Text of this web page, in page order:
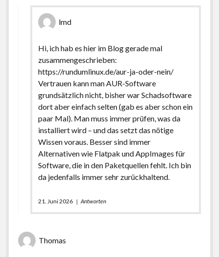
lmd
Hi, ich hab es hier im Blog gerade mal
zusammengeschrieben:
https://rundumlinux.de/aur-ja-oder-nein/
Vertrauen kann man AUR-Software
grundsätzlich nicht, bisher war Schadsoftware
dort aber einfach selten (gab es aber schon ein
paar Mal). Man muss immer prüfen, was da
installiert wird – und das setzt das nötige
Wissen voraus. Besser sind immer
Alternativen wie Flatpak und AppImages für
Software, die in den Paketquellen fehlt. Ich bin
da jedenfalls immer sehr zurückhaltend.
21. Juni 2026 Antworten
Thomas